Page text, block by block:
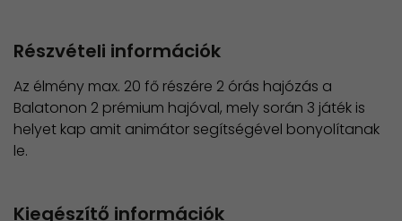
Részvételi információk
Az élmény max. 20 fő részére 2 órás hajózás a
Balatonon 2 prémium hajóval, mely során 3 játék is
helyet kap amit animátor segítségével bonyolítanak
le.
Kiegészítő információk